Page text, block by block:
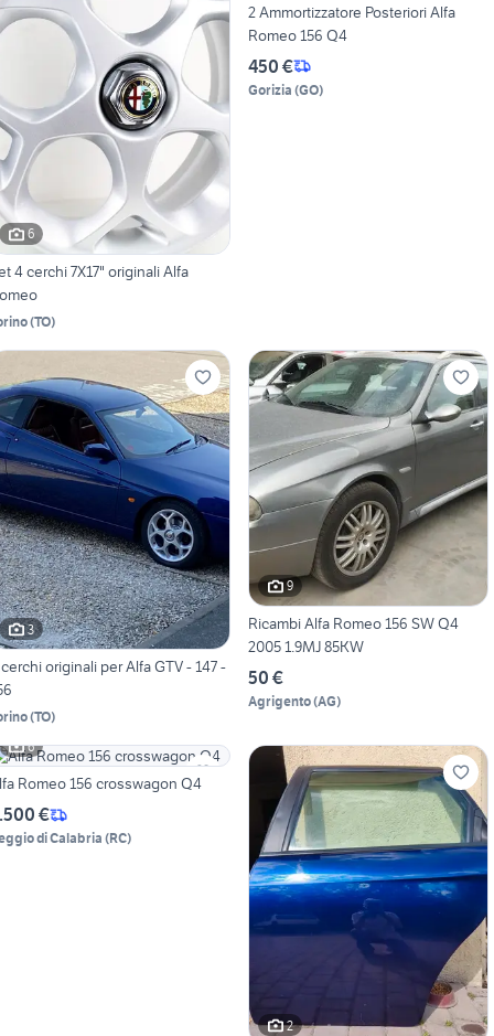
6
4 cerchi 7X17" originali Alfa
(TO)
2 Ammortizzatore Posteriori Alfa
Romeo 156 Q4
450 €
Gorizia (GO)
3
originali per Alfa GTV - 147 -
(TO)
9
Ricambi Alfa Romeo 156 SW Q4
2005 1.9MJ 85KW
50 €
Agrigento(AG)
6
Romeo 156 crosswagon Q4
€
di Calabria (RC)
2